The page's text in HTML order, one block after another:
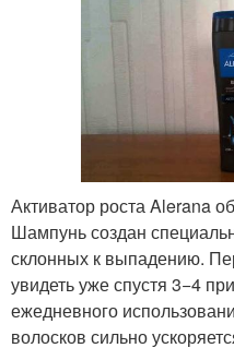
Активатор роста Alerana
Шампунь создан
склонных к выпадению.
увидеть уже спустя 3−4
ежедневного
волосков сильно